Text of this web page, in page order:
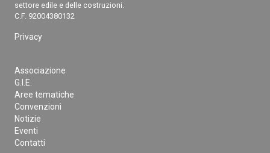
settore edile e delle costruzioni.
C.F. 92004380132
Privacy
Associazione
G.I.E.
Aree tematiche
Convenzioni
Notizie
Eventi
Contatti